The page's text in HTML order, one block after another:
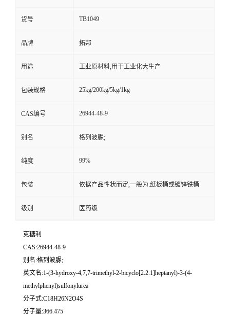
货号 TB1049
品牌 拓邦
用途 工业原材料,用于工业化大生产
包装规格 25kg/200kg/5kg/1kg
CAS编号 26944-48-9
别名 格列波脲;
纯度 99%
包装 依据产品性状而定,一般为:纸板桶或镀锌铁桶
级别 医药级
克糖利
CAS:26944-48-9
别名:格列波脲;
英文名:1-(3-hydroxy-4,7,7-trimethyl-2-bicyclo[2.2.1]heptanyl)-3-(4-
methylphenyl)sulfonylurea
分子式:C18H26N2O4S
分子量:366.475